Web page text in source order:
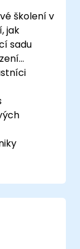
školení v
jak
sadu
běh
objekty.